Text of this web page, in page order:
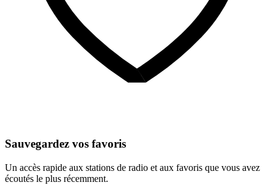
Sauvegardez vos favoris
Un accès rapide aux stations de radio et aux favoris que vous avez
écoutés le plus récemment.